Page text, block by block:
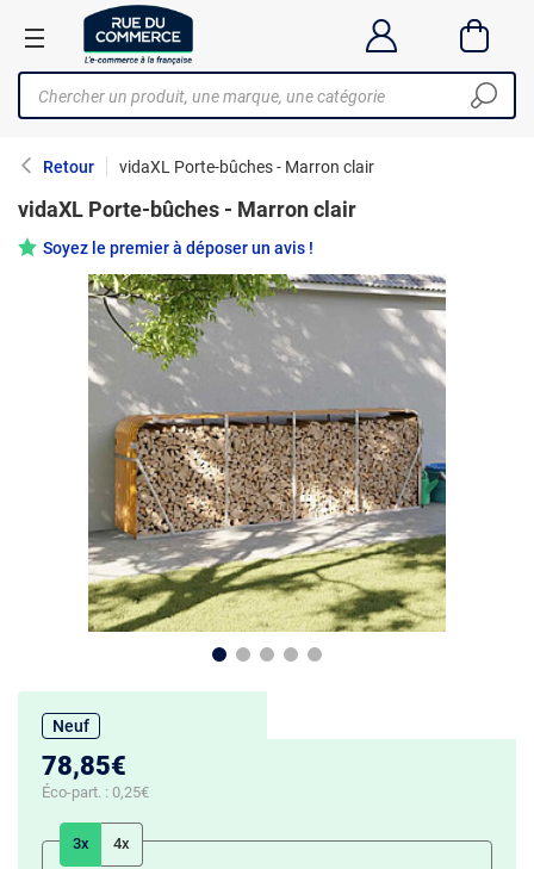
Retour vidaXL Porte-bûches - Marron clair
vidaXL Porte-bûches - Marron clair
Soyez le premier à déposer un avis !
Neuf
78,85€
Éco-part. : 0,25€
3x 4x